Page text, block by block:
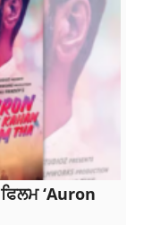
‘Auron